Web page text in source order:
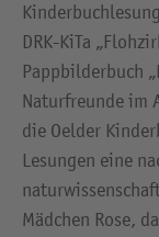
DRK-KiTa
Pappbilderbuch
Naturfreunde im
die Oelder
Lesungen eine
Mädchen Rose,